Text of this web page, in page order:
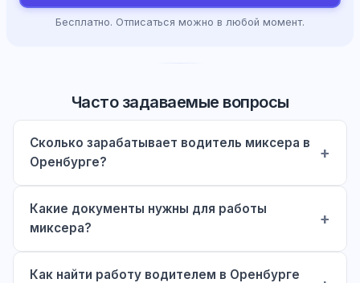
Бесплатно. Отписаться можно в любой момент.
Часто задаваемые вопросы
Сколько зарабатывает водитель миксера в
Оренбурге?
Какие документы нужны для работы
миксера?
Как найти работу водителем в Оренбурге